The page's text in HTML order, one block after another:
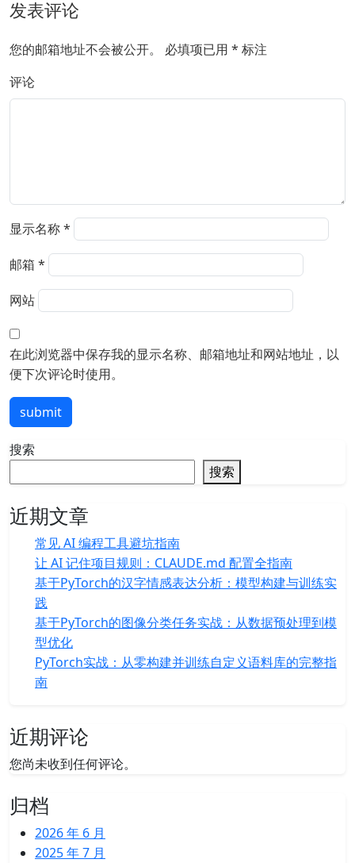
发表评论
您的邮箱地址不会被公开。 必填项已用 * 标注
评论
显示名称*
邮箱 *
网站
在此浏览器中保存我的显示名称、邮箱地址和网站地址，以
便下次评论时使用。
submit
搜索
搜索
近期文章
常见 AI 编程工具避坑指南
让 AI 记住项目规则：CLAUDE.md 配置全指南
基于PyTorch的汉字情感表达分析：模型构建与训练实
践
基于PyTorch的图像分类任务实战：从数据预处理到模
型优化
PyTorch实战：从零构建并训练自定义语料库的完整指
南
近期评论
您尚未收到任何评论。
归档
2026 年 6 月
2025 年 7 月